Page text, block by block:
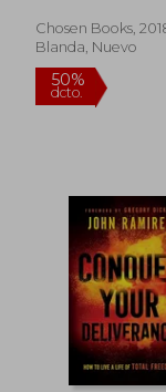
Chosen Books,
Blanda, Nuevo